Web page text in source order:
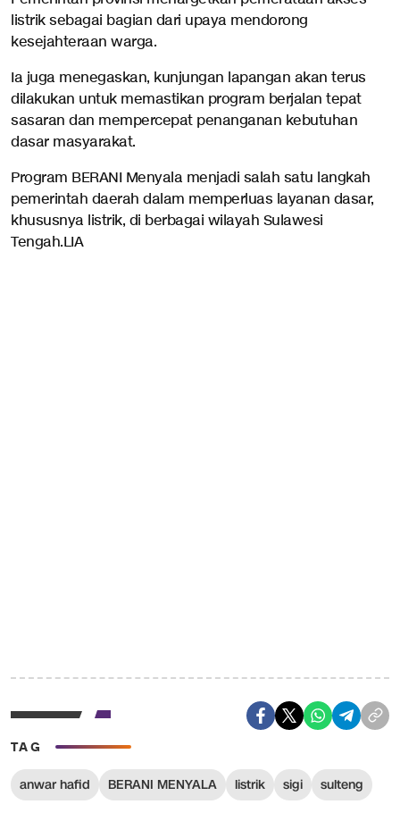
listrik sebagai bagian dari upaya mendorong
kesejahteraan warga.
Ia juga menegaskan, kunjungan lapangan akan terus
dilakukan untuk memastikan program berjalan tepat
sasaran dan mempercepat penanganan kebutuhan
dasar masyarakat.
Program BERANI Menyala menjadi salah satu langkah
pemerintah daerah dalam memperluas layanan dasar,
khususnya listrik, di berbagai wilayah Sulawesi
Tengah.LIA
TAG
anwar hafid BERANI MENYALA listrik sigi sulteng